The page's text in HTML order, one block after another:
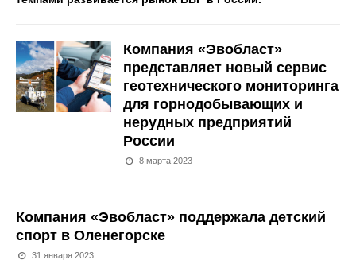
Компания «Эвобласт»
представляет новый сервис
геотехнического мониторинга
для горнодобывающих и
нерудных предприятий
России
8 марта 2023
Компания «Эвобласт» поддержала детский
спорт в Оленегорске
31 января 2023